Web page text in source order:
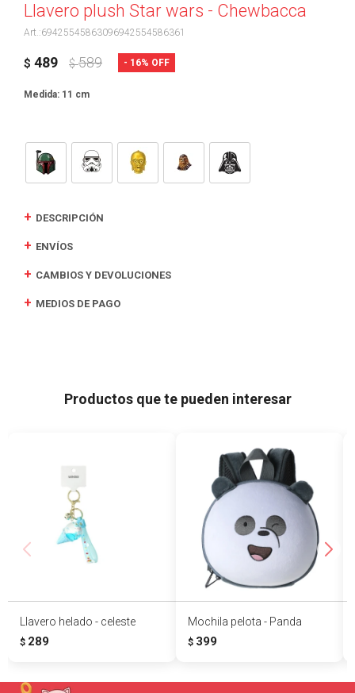
Llavero plush Star wars - Chewbacca
69425545863096942554586361
$ 489 $ 589 16
Medida: 11 cm
DESCRIPCIÓN
ENVÍOS
CAMBIOS Y DEVOLUCIONES
MEDIOS DE PAGO
Productos que te pueden interesar
Llavero helado - celeste
$ 289
Mochila pelota - Panda
$ 399